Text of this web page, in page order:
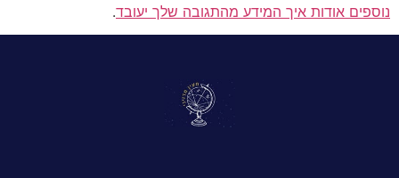
נוספים אודות איך המידע מהתגובה שלך יעובד.